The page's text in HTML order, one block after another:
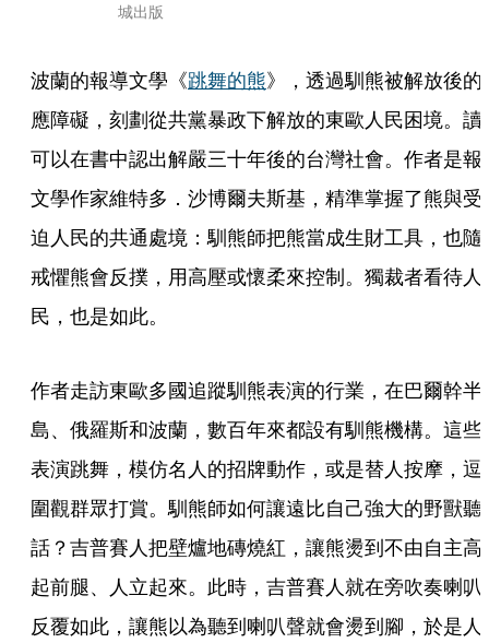
城出版
波蘭的報導文學《跳舞的熊》，透過馴熊被解放後的
應障礙，刻劃從共黨暴政下解放的東歐人民困境。讀
可以在書中認出解嚴三十年後的台灣社會。作者是報
文學作家維特多．沙博爾夫斯基，精準掌握了熊與受
迫人民的共通處境：馴熊師把熊當成生財工具，也隨
戒懼熊會反撲，用高壓或懷柔來控制。獨裁者看待人
民，也是如此。
作者走訪東歐多國追蹤馴熊表演的行業，在巴爾幹半
島、俄羅斯和波蘭，數百年來都設有馴熊機構。這些
表演跳舞，模仿名人的招牌動作，或是替人按摩，逗
圍觀群眾打賞。馴熊師如何讓遠比自己強大的野獸聽
話？吉普賽人把壁爐地磚燒紅，讓熊燙到不由自主高
起前腿、人立起來。此時，吉普賽人就在旁吹奏喇叭
反覆如此，讓熊以為聽到喇叭聲就會燙到腳，於是人